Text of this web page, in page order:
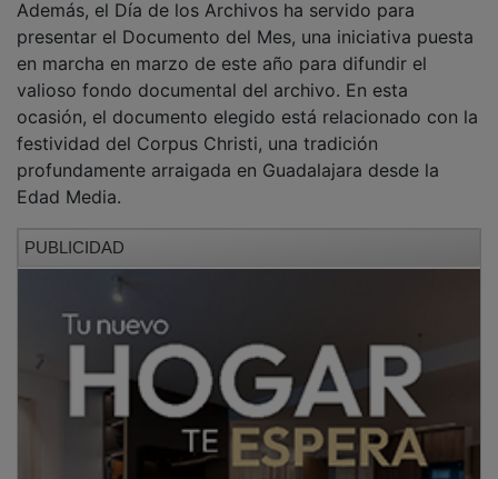
presentar el Documento del Mes, una iniciativa puesta
en marcha en marzo de este año para difundir el
valioso fondo documental del archivo. En esta
ocasión, el documento elegido está relacionado con la
festividad del Corpus Christi, una tradición
profundamente arraigada en Guadalajara desde la
Edad Media.
Teresa Martín ha explicado que el documento
protagonista de junio es un dibujo del arquitecto
municipal del siglo XIX, José María Guallart, autor
también del diseño del Teatro de la Zarzuela de
Madrid y del Cementerio de Guadalajara. El diseño
muestra las andas procesionales utilizadas en el
Corpus durante ese siglo. Asimismo, ha recordado que
el documento más antiguo relacionado con esta